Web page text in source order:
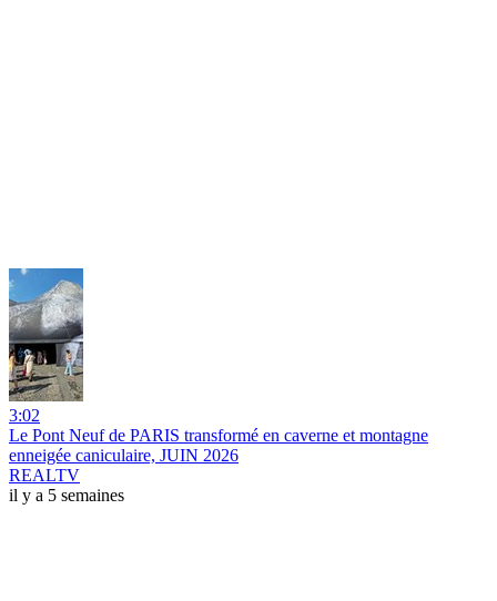
3:02
Le Pont Neuf de PARIS transformé en caverne et montagne
enneigée caniculaire, JUIN 2026
REALTV
il y a 5 semaines